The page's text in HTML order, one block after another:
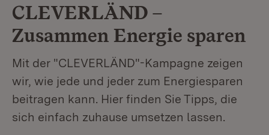
CLEVERLÄND –
Zusammen Energie sparen
Mit der "CLEVERLÄND"-Kampagne zeigen
wir, wie jede und jeder zum Energiesparen
beitragen kann. Hier finden Sie Tipps, die
sich einfach zuhause umsetzen lassen.